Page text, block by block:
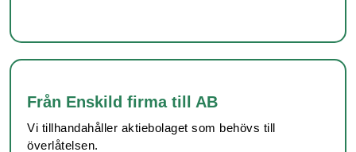
Från Enskild firma till AB
Vi tillhandahåller aktiebolaget som behövs till
överlåtelsen.